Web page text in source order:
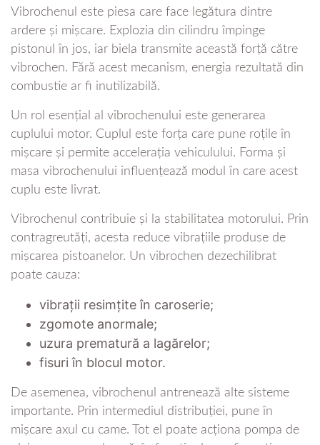
Vibrochenul este piesa care face legătura dintre
ardere și mișcare. Explozia din cilindru împinge
pistonul în jos, iar biela transmite această forță către
vibrochen. Fără acest mecanism, energia rezultată din
combustie ar fi inutilizabilă.
Un rol esențial al vibrochenului este generarea
cuplului motor. Cuplul este forța care pune roțile în
mișcare și permite accelerația vehiculului. Forma și
masa vibrochenului influențează modul în care acest
cuplu este livrat.
Vibrochenul contribuie și la stabilitatea motorului. Prin
contragreutăți, acesta reduce vibrațiile produse de
mișcarea pistoanelor. Un vibrochen dezechilibrat
poate cauza:
vibrații resimțite în caroserie;
zgomote anormale;
uzura prematură a lagărelor;
fisuri în blocul motor.
De asemenea, vibrochenul antrenează alte sisteme
importante. Prin intermediul distribuției, pune în
mișcare axul cu came. Tot el poate acționa pompa de